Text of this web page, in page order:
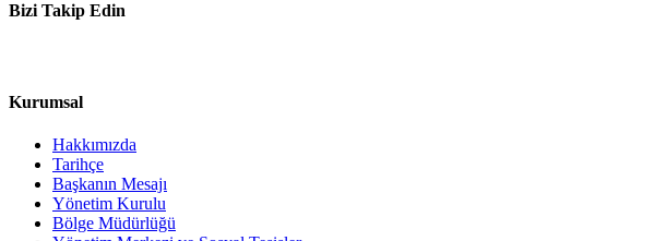
Bizi Takip Edin
Kurumsal
Hakkımızda
Tarihçe
Başkanın Mesajı
Yönetim Kurulu
Bölge Müdürlüğü